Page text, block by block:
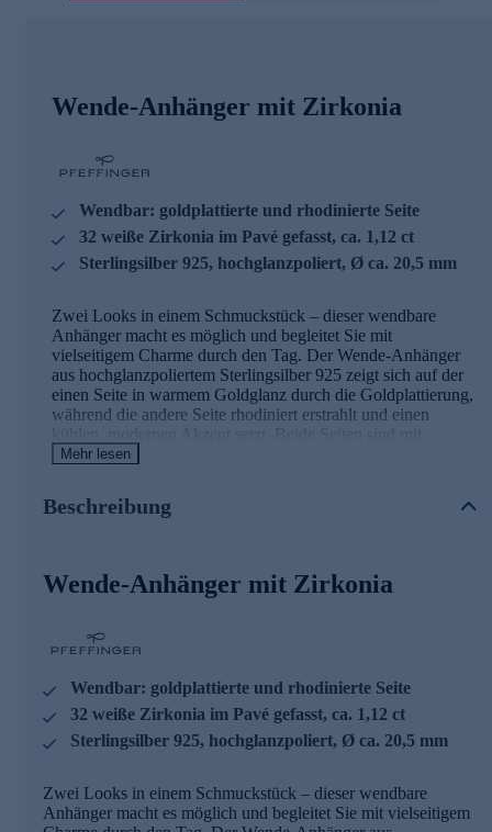
Wende-Anhänger mit Zirkonia
Wendbar: goldplattierte und rhodinierte Seite
32 weiße Zirkonia im Pavé gefasst, ca. 1,12 ct
Sterlingsilber 925, hochglanzpoliert, Ø ca. 20,5 mm
Zwei Looks in einem Schmuckstück – dieser wendbare
Anhänger macht es möglich und begleitet Sie mit
vielseitigem Charme durch den Tag. Der Wende-Anhänger
aus hochglanzpoliertem Sterlingsilber 925 zeigt sich auf der
einen Seite in warmem Goldglanz durch die Goldplattierung,
während die andere Seite rhodiniert erstrahlt und einen
kühlen, modernen Akzent setzt. Beide Seiten sind mit
insgesamt 32 funkelnden weißen Zirkonia im Brillantschliff
verleiht dem Anhänger eine symbolische Note und macht
Ösendurchlass von 4,5 x 2,5 mm lässt sich der Anhänger
mühelos an Ihrer Lieblingskette befestigen. Dieses
Pfeffinger selbst entworfen und stammt aus der eigenen
Schmuckmanufaktur in Pforzheim, die bereits in der dritten
Qualitätsstandards geprüft. Was die Qualität unserer
Schmuckstücke angeht, gehen wir keine Kompromisse ein.
Aus diesem Grund werden unsere Schmuckwaren von
unserer Qualitätssicherung und seitens des Lieferanten
beinhalten unsere Prüfprozesse Prüfungen auf Konformität
mit den Bestimmungen der Schweizer
Mehr lesen
Beschreibung
Wende-Anhänger mit Zirkonia
Wendbar: goldplattierte und rhodinierte Seite
32 weiße Zirkonia im Pavé gefasst, ca. 1,12 ct
Sterlingsilber 925, hochglanzpoliert, Ø ca. 20,5 mm
Zwei Looks in einem Schmuckstück – dieser wendbare
Anhänger macht es möglich und begleitet Sie mit vielseitigem